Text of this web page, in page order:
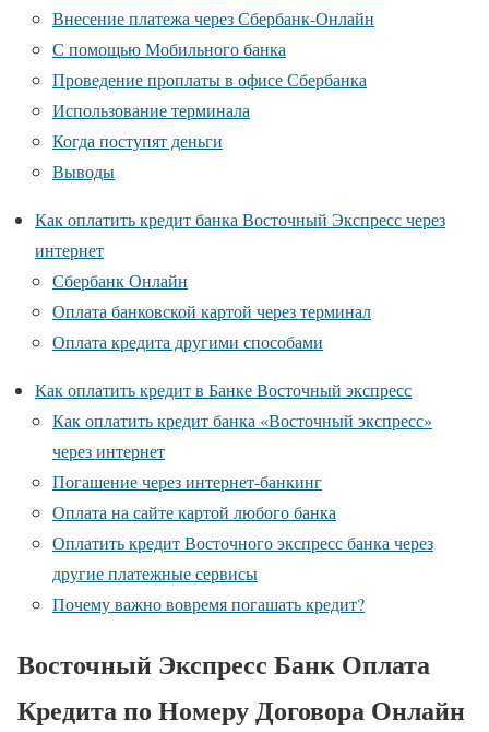
Внесение платежа через Сбербанк-Онлайн
С помощью Мобильного банка
Проведение проплаты в офисе Сбербанка
Использование терминала
Когда поступят деньги
Выводы
Как оплатить кредит банка Восточный Экспресс через
интернет
Сбербанк Онлайн
Оплата банковской картой через терминал
Оплата кредита другими способами
Как оплатить кредит в Банке Восточный экспресс
Как оплатить кредит банка «Восточный экспресс»
через интернет
Погашение через интернет-банкинг
Оплата на сайте картой любого банка
Оплатить кредит Восточного экспресс банка через
другие платежные сервисы
Почему важно вовремя погашать кредит?
Восточный Экспресс Банк Оплата
Кредита по Номеру Договора Онлайн